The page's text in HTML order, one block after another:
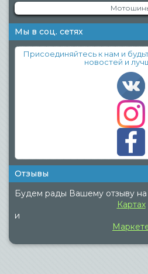
Мы в соц. сетях
Присоединяйтесь к нам и
новостей и
Отзывы
Будем рады Вашему отзыву
Картах
и